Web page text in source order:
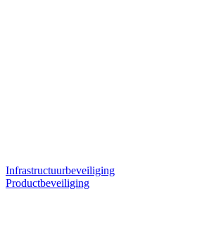
Infrastructuurbeveiliging
Productbeveiliging